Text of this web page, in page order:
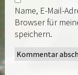
Name, E-Mail-
Browser für
speichern.